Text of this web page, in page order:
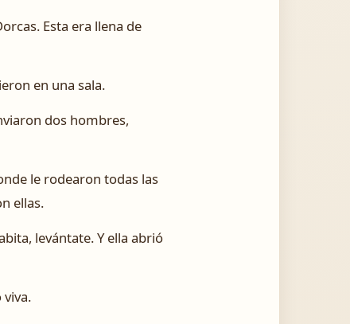
Esta era llena de
en una sala.
dos hombres,
le rodearon todas las
ellas.
levántate. Y ella abrió
viva.